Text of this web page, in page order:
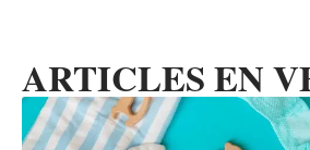
ARTICLES EN